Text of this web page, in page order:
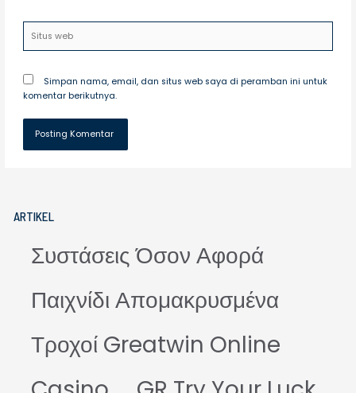
web
Simpan nama, email, dan situs web saya di peramban ini untuk
komentar berikutnya.
ARTIKEL
Συστάσεις Όσον Αφορά
Παιχνίδι Απομακρυσμένα
Τροχοί Greatwin Online